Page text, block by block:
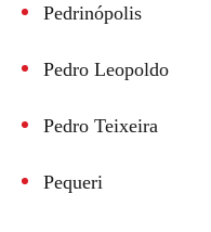
Pedrinópolis
Pedro Leopoldo
Pedro Teixeira
Pequeri